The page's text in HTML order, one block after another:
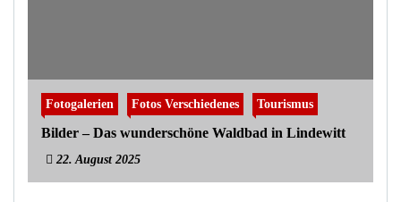
Fotogalerien Fotos Verschiedenes Tourismus
Bilder – Das wunderschöne Waldbad in Lindewitt
22. August 2025